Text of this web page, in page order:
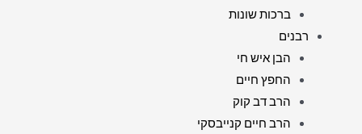
ברכות שונות
רבנים
הבן איש חי
החפץ חיים
הרב דב קוק
הרב חיים קנייבסקי